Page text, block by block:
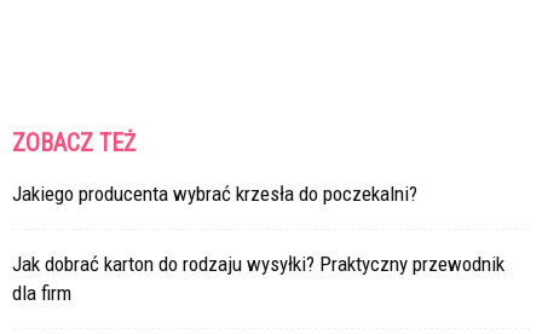
ZOBACZ TEŻ
Jakiego producenta wybrać krzesła do poczekalni?
Jak dobrać karton do rodzaju wysyłki? Praktyczny przewodnik
dla firm